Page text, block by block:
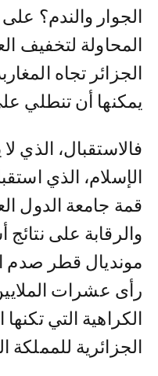
الجوار والندم؟
المحاولة لتخفيف
الجزائر تجاه
يمكنها أن تنطلي
فالاستقبال، الذي
الإسلام، الذي
قمة جامعة الدول
والرقابة على
مونديال قطر صدم
رأى عشرات
الكراهية التي
الجزائرية للمملكة